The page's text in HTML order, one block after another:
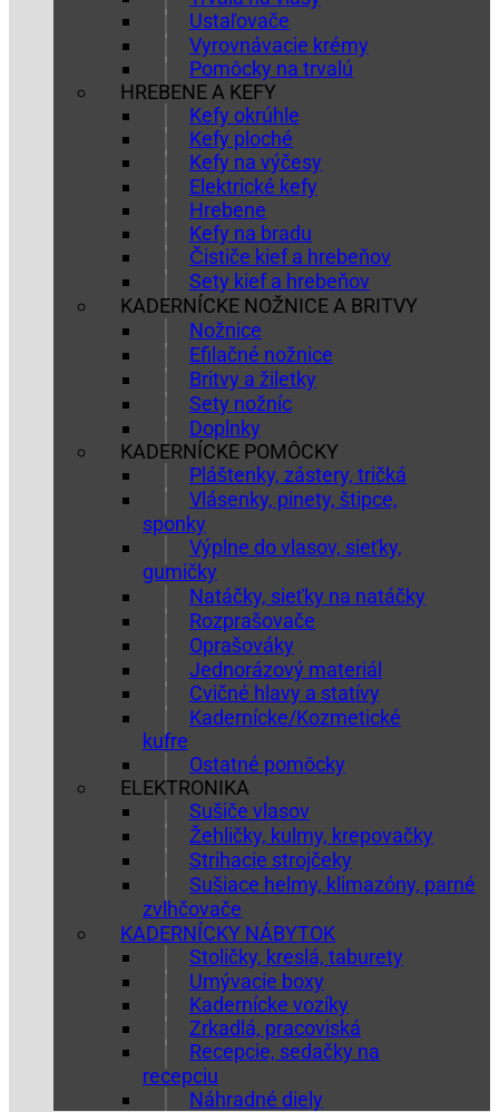
Ustaľovače
Vyrovnávacie krémy
Pomôcky na trvalú
HREBENE A KEFY
Kefy okrúhle
Kefy ploché
Kefy na výčesy
Elektrické kefy
Hrebene
Kefy na bradu
Čističe kief a hrebeňov
Sety kief a hrebeňov
KADERNÍCKE NOŽNICE A BRITVY
Nožnice
Efilačné nožnice
Britvy a žiletky
Sety nožníc
Doplnky
KADERNÍCKE POMÔCKY
Pláštenky, zástery, tričká
Vlásenky, pinety, štipce,
sponky
Výplne do vlasov, sieťky,
gumičky
Natáčky, sieťky na natáčky
Rozprašovače
Oprašováky
Jednorázový materiál
Cvičné hlavy a statívy
Kadernícke/Kozmetické
kufre
Ostatné pomôcky
ELEKTRONIKA
Sušiče vlasov
Žehličky, kulmy, krepovačky
Strihacie strojčeky
Sušiace helmy, klimazóny, parné
zvlhčovače
KADERNÍCKY NÁBYTOK
Stoličky, kreslá, taburety
Umývacie boxy
Kadernícke vozíky
Zrkadlá, pracoviská
Recepcie, sedačky na
recepciu
Náhradné diely